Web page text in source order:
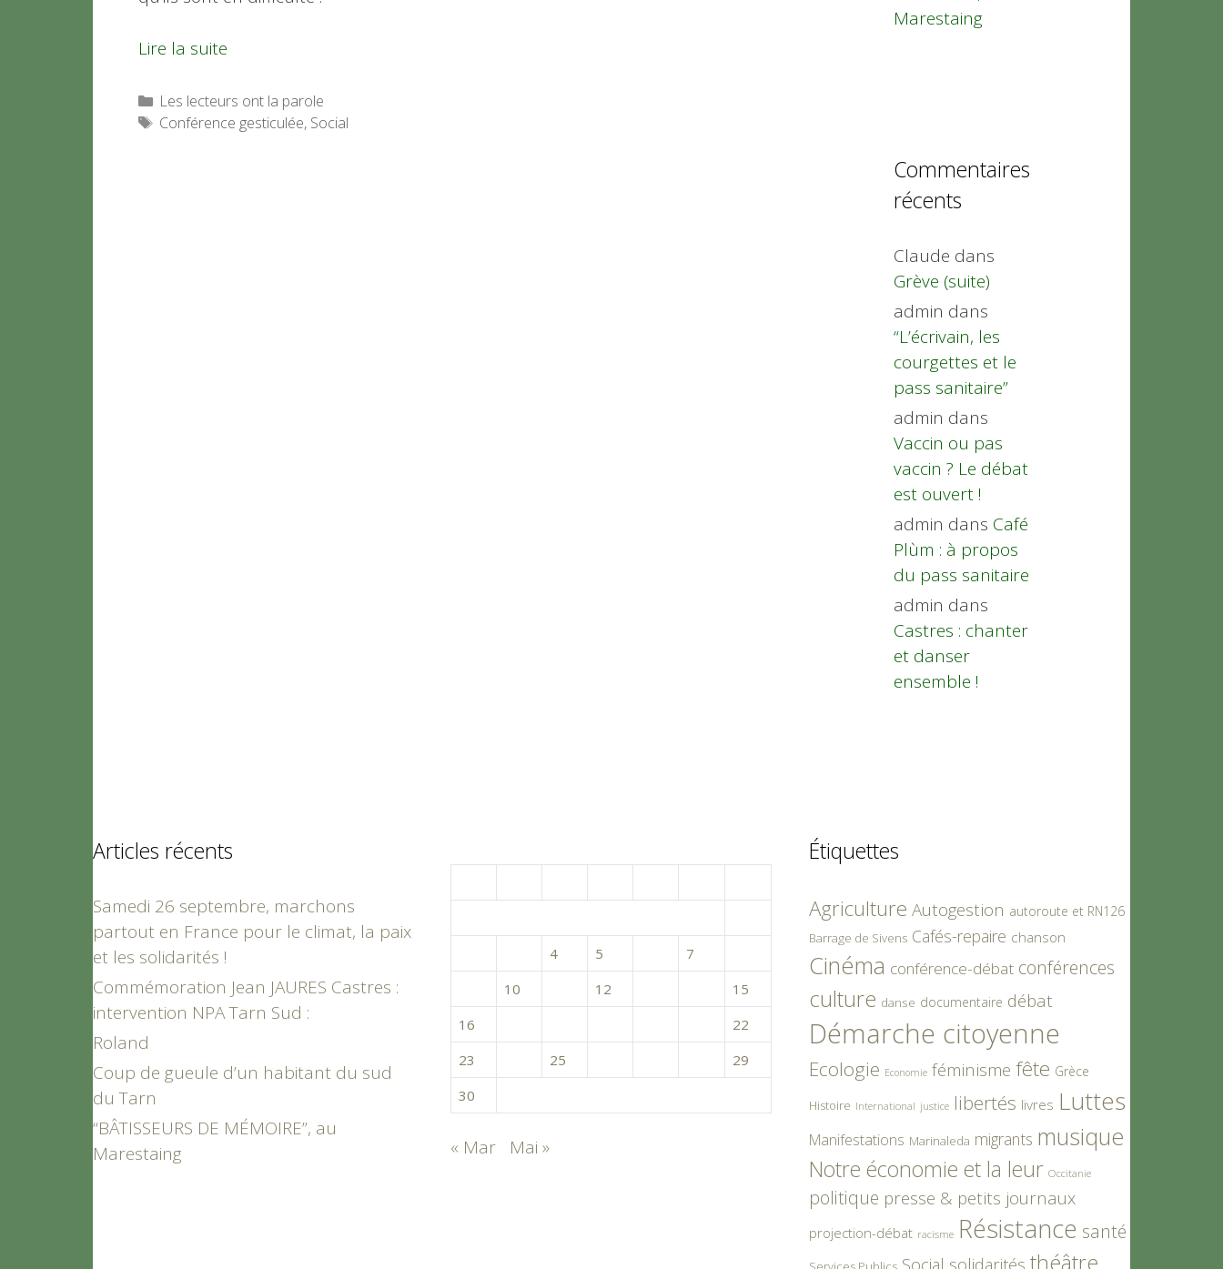
Lire la suite
Catégories
Les lecteurs ont la parole
Étiquettes
Conférence gesticulée, Social
Marestaing
Commentaires
récents
Claude dans
Grève (suite)
admin dans
“L’écrivain, les
courgettes et le
pass sanitaire”
admin dans
Vaccin ou pas
vaccin ? Le débat
est ouvert !
admin dans Café
Plùm : à propos
du pass sanitaire
admin dans
Castres : chanter
et danser
ensemble !
Articles récents
Samedi 26 septembre, marchons
partout en France pour le climat, la paix
et les solidarités !
Commémoration Jean JAURES Castres :
intervention NPA Tarn Sud :
Roland
Coup de gueule d’un habitant du sud
du Tarn
“BÂTISSEURS DE MÉMOIRE”, au
Marestaing
4 5 7
10 12
15
16
22
23
25
29
30
« Mar Mai »
Étiquettes
Agriculture Autogestion autoroute et RN126
Barrage de Sivens Cafés-repaire chanson
Cinéma conférence-débat conférences
culture danse documentaire débat
Démarche citoyenne
Ecologie Economie féminisme fête Grèce
Histoire International justice libertés livres Luttes
Manifestations Marinaleda migrants musique
Notre économie et la leur Occitanie
politique presse & petits journaux
projection-débat racisme Résistance santé
Social solidarités théâtre